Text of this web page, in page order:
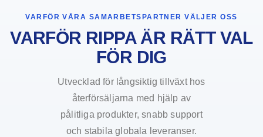
VARFÖR VÅRA SAMARBETSPARTNER VÄLJER OSS
VARFÖR RIPPA ÄR RÄTT VAL
FÖR DIG
Utvecklad för långsiktig tillväxt hos
återförsäljarna med hjälp av
pålitliga produkter, snabb support
och stabila globala leveranser.